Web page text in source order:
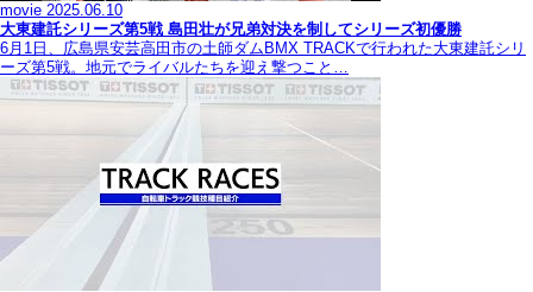
movie 2025.06.10
大東建託シリーズ第5戦 島田壮が兄弟対決を制してシリーズ初優勝
6月1日、広島県安芸高田市の土師ダムBMX TRACKで行われた大東建託シリ
ーズ第5戦。地元でライバルたちを迎え撃つこと…